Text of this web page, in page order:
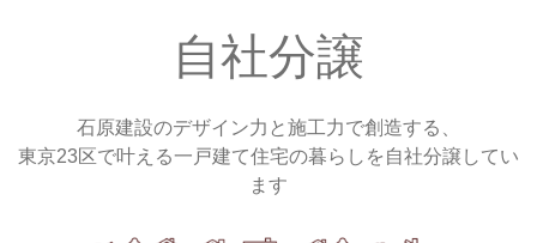
自社分譲
石原建設のデザイン力と施工力で創造する、
東京23区で叶える一戸建て住宅の暮らしを自社分譲してい
ます